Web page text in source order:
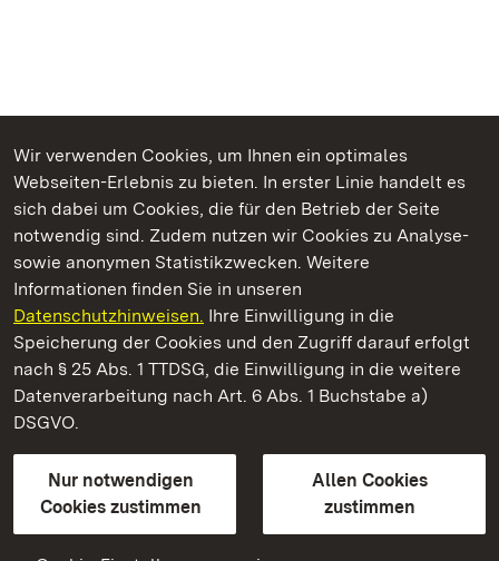
Wir verwenden Cookies, um Ihnen ein optimales
Webseiten-Erlebnis zu bieten. In erster Linie handelt es
sich dabei um Cookies, die für den Betrieb der Seite
notwendig sind. Zudem nutzen wir Cookies zu Analyse-
sowie anonymen Statistikzwecken. Weitere
Informationen finden Sie in unseren
Datenschutzhinweisen. Ihre Einwilligung in die
Speicherung der Cookies und den Zugriff darauf erfolgt
nach § 25 Abs. 1 TTDSG, die Einwilligung in die weitere
Datenverarbeitung nach Art. 6 Abs. 1 Buchstabe a)
DSGVO.
Nur notwendigen
Cookies zustimmen
Allen Cookies
zustimmen
Kommen. Staunen. Genießen.
Schloss und Schlossgarten Schwetzingen
Staatliche Schlösser und Gärten Baden-Württemberg
Kontakt
GebärdenspracheLeichte Sprache
Erklärung zur Barrierefreiheit
BITV-konform (geprüfte Seiten)